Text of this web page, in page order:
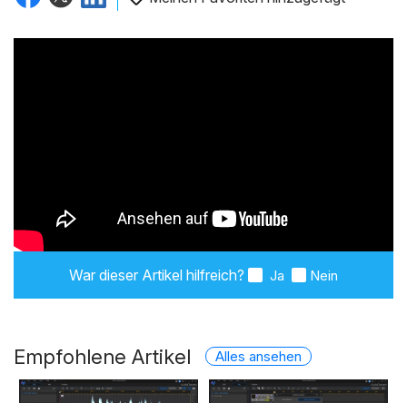
War dieser Artikel hilfreich? Ja Nein
Empfohlene Artikel Alles ansehen